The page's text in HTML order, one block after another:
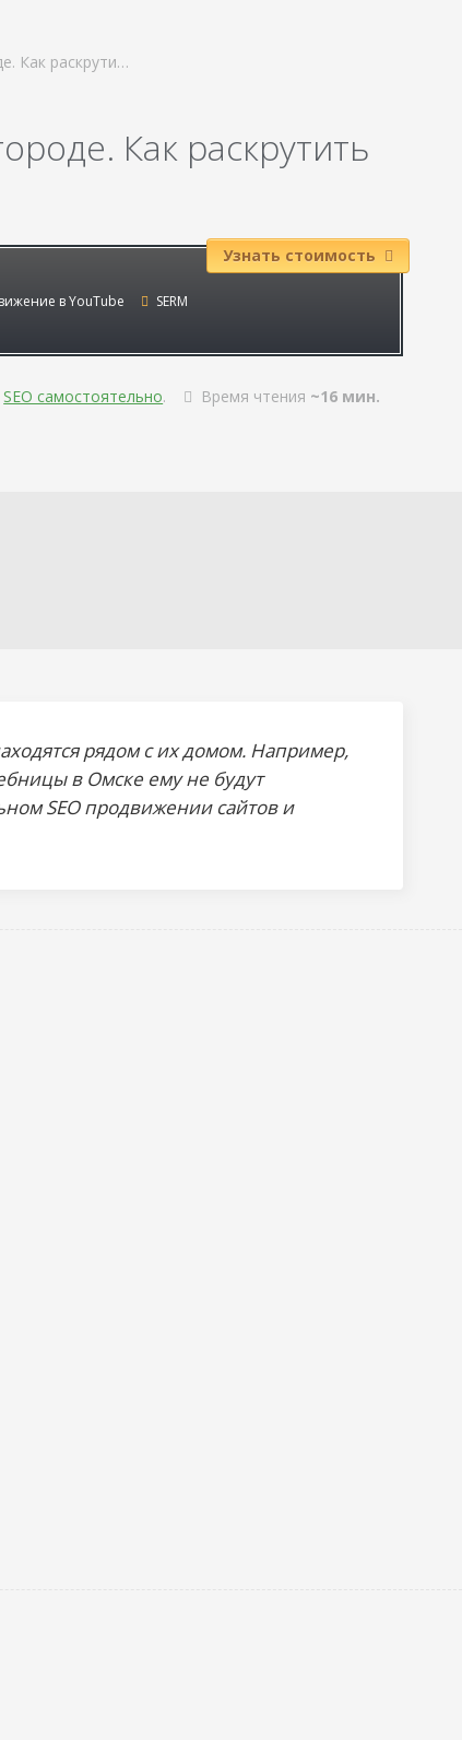
Как раскрути…
Как раскрутить
в YouTube
SERM
Узнать стоимость
SEO самостоятельно. Время чтения ~16 мин.
рядом с их домом. Например,
в Омске ему не будут
SEO продвижении сайтови